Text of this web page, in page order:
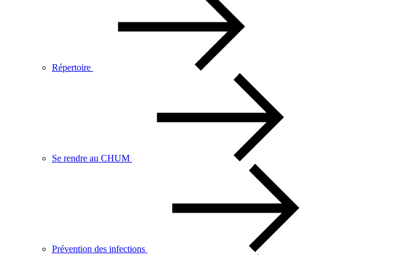
Répertoire
Se rendre au CHUM
Prévention des infections